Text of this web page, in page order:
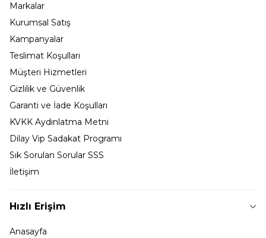
Markalar
Kurumsal Satış
Kampanyalar
Teslimat Koşulları
Müşteri Hizmetleri
Gizlilik ve Güvenlik
Garanti ve İade Koşulları
KVKK Aydınlatma Metni
Dilay Vip Sadakat Programı
Sık Sorulan Sorular SSS
İletişim
Hızlı Erişim
Anasayfa